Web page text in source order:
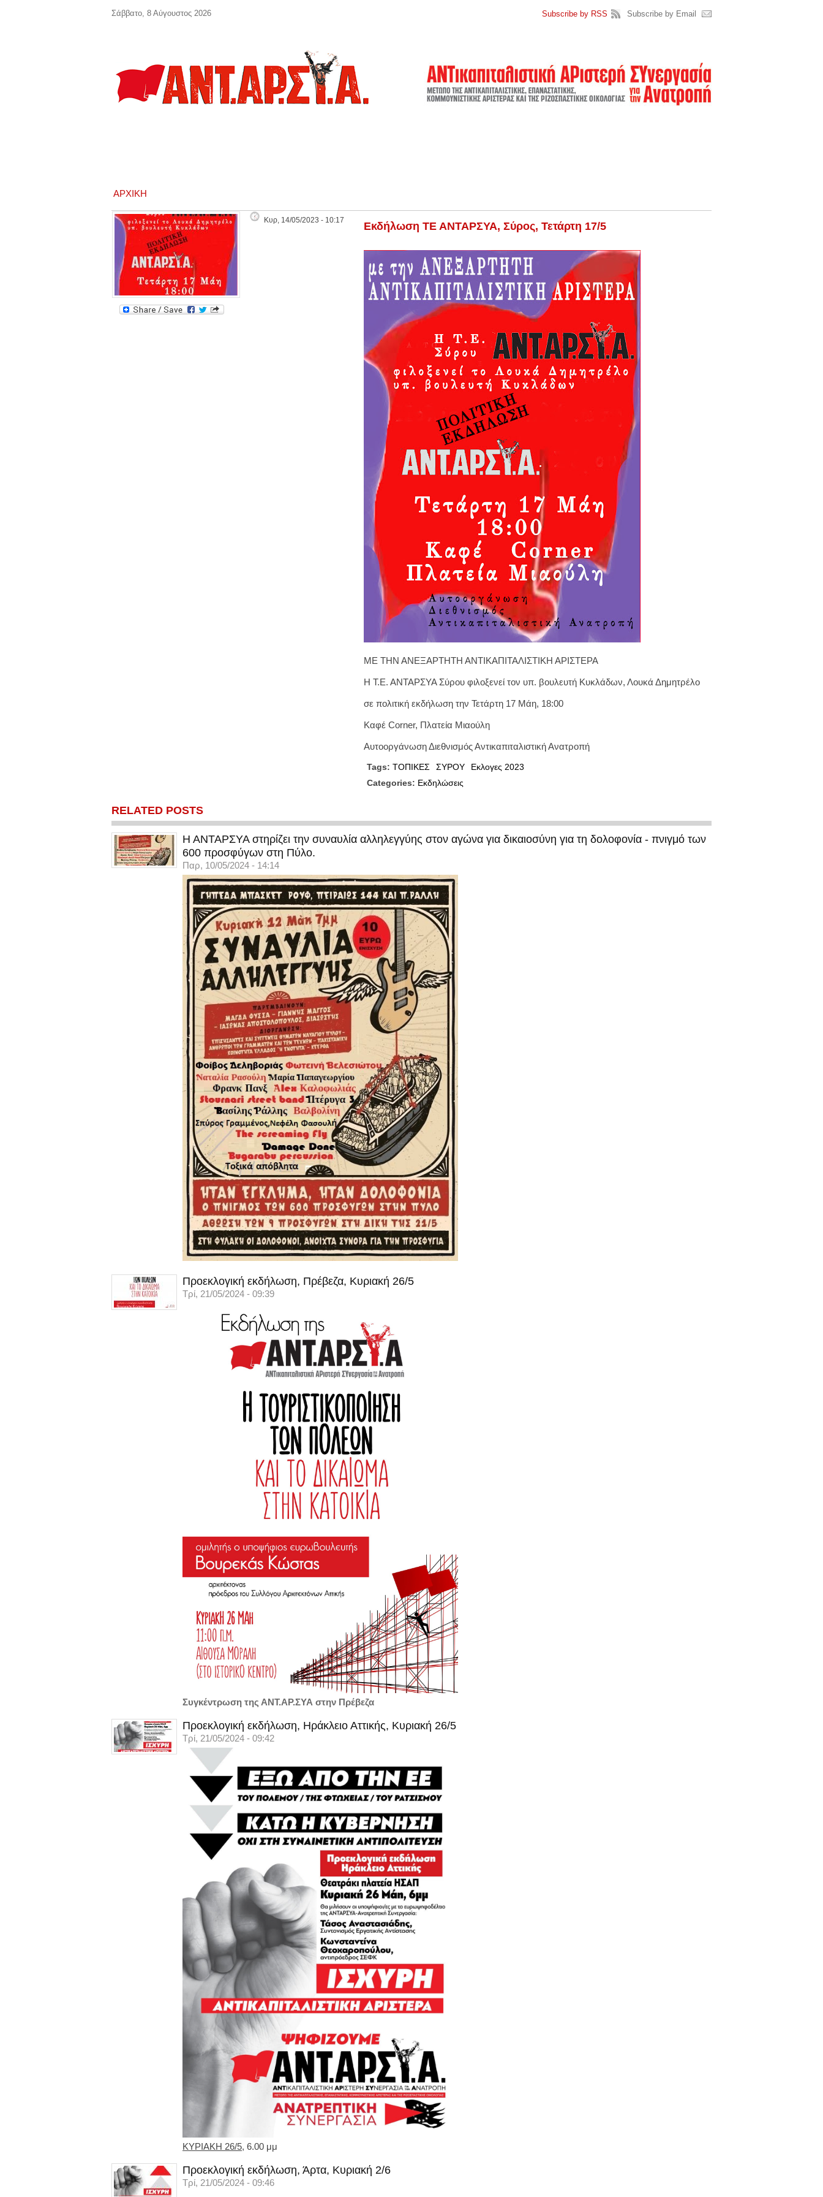
ΑΡΧΙΚΉ
Κυρ, 14/05/2023 - 10:17 Εκδήλωση ΤΕ ΑΝΤΑΡΣΥΑ, Σύρος, Τετάρτη 17/5
ΜΕ ΤΗΝ ΑΝΕΞΑΡΤΗΤΗ ΑΝΤΙΚΑΠΙΤΑΛΙΣΤΙΚΗ ΑΡΙΣΤΕΡΑ
Η Τ.Ε. ΑΝΤΑΡΣΥΑ Σύρου φιλοξενεί τον υπ. βουλευτή Κυκλάδων, Λουκά Δημητρέλο
σε πολιτική εκδήλωση την Τετάρτη 17 Μάη, 18:00
Καφέ Corner, Πλατεία Μιαούλη
Αυτοοργάνωση Διεθνισμός Αντικαπιταλιστική Ανατροπή
Tags: ΤΟΠΙΚΕΣ ΣΥΡΟΥ
Εκλογες 2023
Categories: Εκδηλώσεις
RELATED POSTS
Η ΑΝΤΑΡΣΥΑ στηρίζει την συναυλία αλληλεγγύης στον αγώνα για δικαιοσύνη για τη δολοφονία - πνιγμό των
600 προσφύγων στη Πύλο.
Παρ, 10/05/2024 - 14:14
Προεκλογική εκδήλωση, Πρέβεζα, Κυριακή 26/5
Τρί, 21/05/2024 - 09:39
Συγκέντρωση της ΑΝΤ.ΑΡ.ΣΥΑ στην Πρέβεζα
Προεκλογική εκδήλωση, Ηράκλειο Αττικής, Κυριακή 26/5
Τρί, 21/05/2024 - 09:42
ΚΥΡΙΑΚΗ 26/5, 6.00 μμ
Προεκλογική εκδήλωση, Άρτα, Κυριακή 2/6
Τρί, 21/05/2024 - 09:46
Σάββατο, 8 Αύγουστος 2026 Subscribe by RSS Subscribe by Email